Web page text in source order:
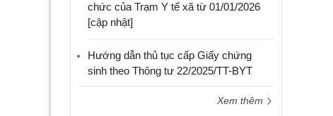
chức của Trạm Y tế xã từ 01/01/2026
[cập nhật]
Hướng dẫn thủ tục cấp Giấy chứng
sinh theo Thông tư 22/2025/TT-BYT
Xem thêm